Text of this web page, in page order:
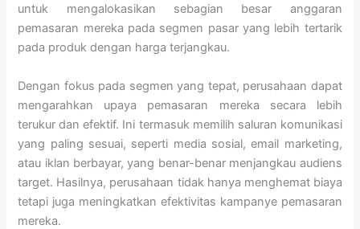
untuk mengalokasikan sebagian besar anggaran
pemasaran mereka pada segmen pasar yang lebih tertarik
pada produk dengan harga terjangkau.
Dengan fokus pada segmen yang tepat, perusahaan dapat
mengarahkan upaya pemasaran mereka secara lebih
terukur dan efektif. Ini termasuk memilih saluran komunikasi
yang paling sesuai, seperti media sosial, email marketing,
atau iklan berbayar, yang benar-benar menjangkau audiens
target. Hasilnya, perusahaan tidak hanya menghemat biaya
tetapi juga meningkatkan efektivitas kampanye pemasaran
mereka.